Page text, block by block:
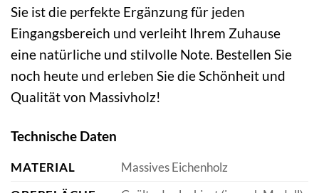
Sie ist die perfekte Ergänzung für jeden
Eingangsbereich und verleiht Ihrem Zuhause
eine natürliche und stilvolle Note. Bestellen Sie
noch heute und erleben Sie die Schönheit und
Qualität von Massivholz!
Technische Daten
MATERIAL
Massives Eichenholz